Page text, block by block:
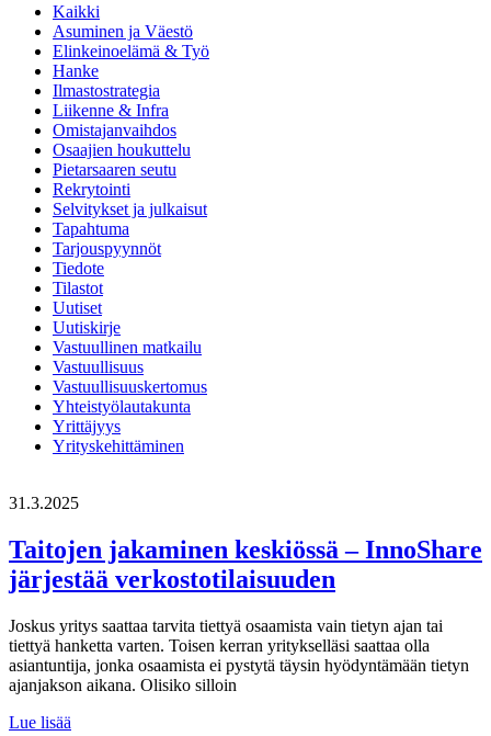
Kaikki
Asuminen ja Väestö
Elinkeinoelämä & Työ
Hanke
Ilmastostrategia
Liikenne & Infra
Omistajanvaihdos
Osaajien houkuttelu
Pietarsaaren seutu
Rekrytointi
Selvitykset ja julkaisut
Tapahtuma
Tarjouspyynnöt
Tiedote
Tilastot
Uutiset
Uutiskirje
Vastuullinen matkailu
Vastuullisuus
Vastuullisuuskertomus
Yhteistyölautakunta
Yrittäjyys
Yrityskehittäminen
31.3.2025
Taitojen jakaminen keskiössä – InnoShare
järjestää verkostotilaisuuden
Joskus yritys saattaa tarvita tiettyä osaamista vain tietyn ajan tai
tiettyä hanketta varten. Toisen kerran yritykselläsi saattaa olla
asiantuntija, jonka osaamista ei pystytä täysin hyödyntämään tietyn
ajanjakson aikana. Olisiko silloin
Lue lisää